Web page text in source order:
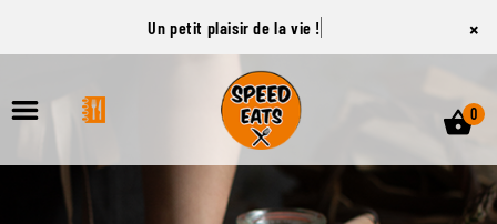
×
Un petit plaisir de la vie !
0